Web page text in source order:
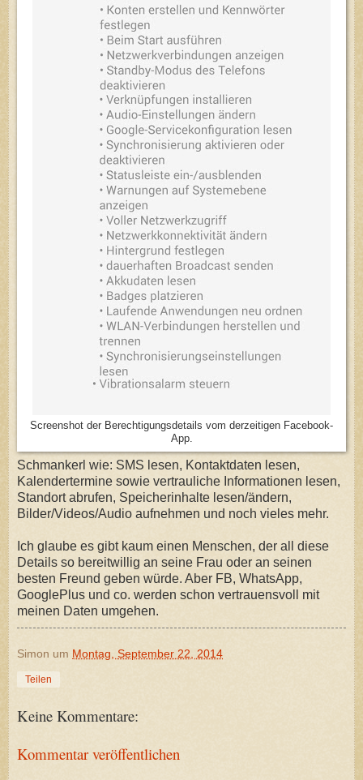
Screenshot der Berechtigungsdetails vom derzeitigen Facebook-
App.
Schmankerl wie: SMS lesen, Kontaktdaten lesen,
Kalendertermine sowie vertrauliche Informationen lesen,
Standort abrufen, Speicherinhalte lesen/ändern,
Bilder/Videos/Audio aufnehmen und noch vieles mehr.
Ich glaube es gibt kaum einen Menschen, der all diese
Details so bereitwillig an seine Frau oder an seinen
besten Freund geben würde. Aber FB, WhatsApp,
GooglePlus und co. werden schon vertrauensvoll mit
meinen Daten umgehen.
Simon um Montag, September 22, 2014
Teilen
Keine Kommentare:
Kommentar veröffentlichen